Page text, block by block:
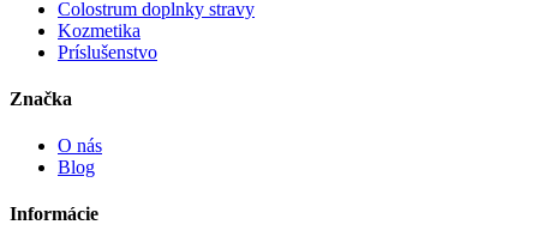
Colostrum doplnky stravy
Kozmetika
Príslušenstvo
Značka
O nás
Blog
Informácie